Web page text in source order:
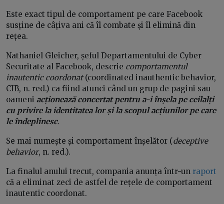
Este exact tipul de comportament pe care Facebook
susține de câțiva ani că îl combate și îl elimină din
rețea.
Nathaniel Gleicher, șeful Departamentului de Cyber
Securitate al Facebook, descrie comportamentul
inautentic coordonat(coordinated inauthentic behavior,
CIB, n. red.) ca fiind atunci când un grup de pagini sau
oameni acționează concertat pentru a-i înșela pe ceilalți
cu privire la identitatea lor și la scopul acțiunilor pe care
le îndeplinesc.
Se mai numește și comportament înșelător (deceptive
behavior, n. red.).
La finalul anului trecut, compania anunța într-un raport
că a eliminat zeci de astfel de rețele de comportament
inautentic coordonat.